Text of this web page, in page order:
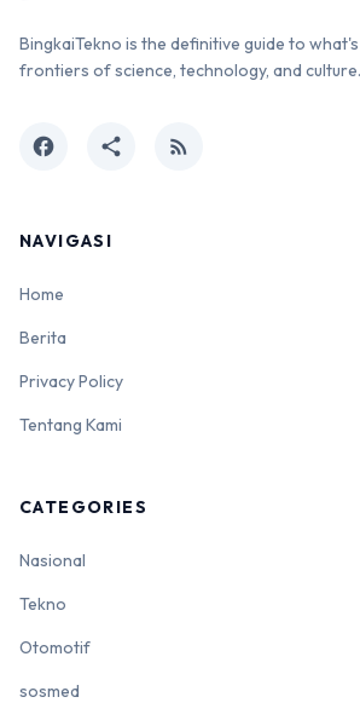
BingkaiTekno is the definitive guide to
frontiers of science, technology, and culture.
facebook share rss_feed
NAVIGASI
Home
Berita
Privacy Policy
Tentang Kami
CATEGORIES
Nasional
Tekno
Otomotif
sosmed